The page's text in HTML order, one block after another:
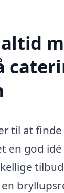
til at
en god